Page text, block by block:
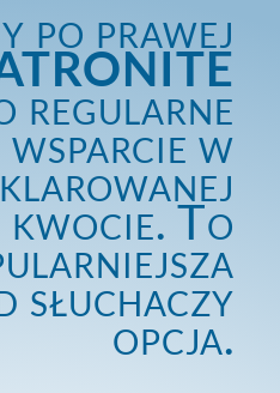
po prawej
regularne
wsparcie w
kwocie. To
słuchaczy
opcja.